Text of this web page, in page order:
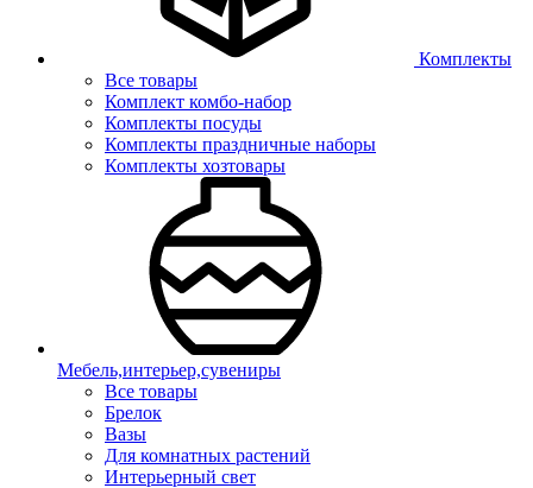
Комплекты
Все товары
Комплект комбо-набор
Комплекты посуды
Комплекты праздничные наборы
Комплекты хозтовары
Мебель,интерьер,сувениры
Все товары
Брелок
Вазы
Для комнатных растений
Интерьерный свет